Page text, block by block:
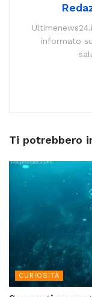
informato
Ti potrebbero
CURIOSITÀ